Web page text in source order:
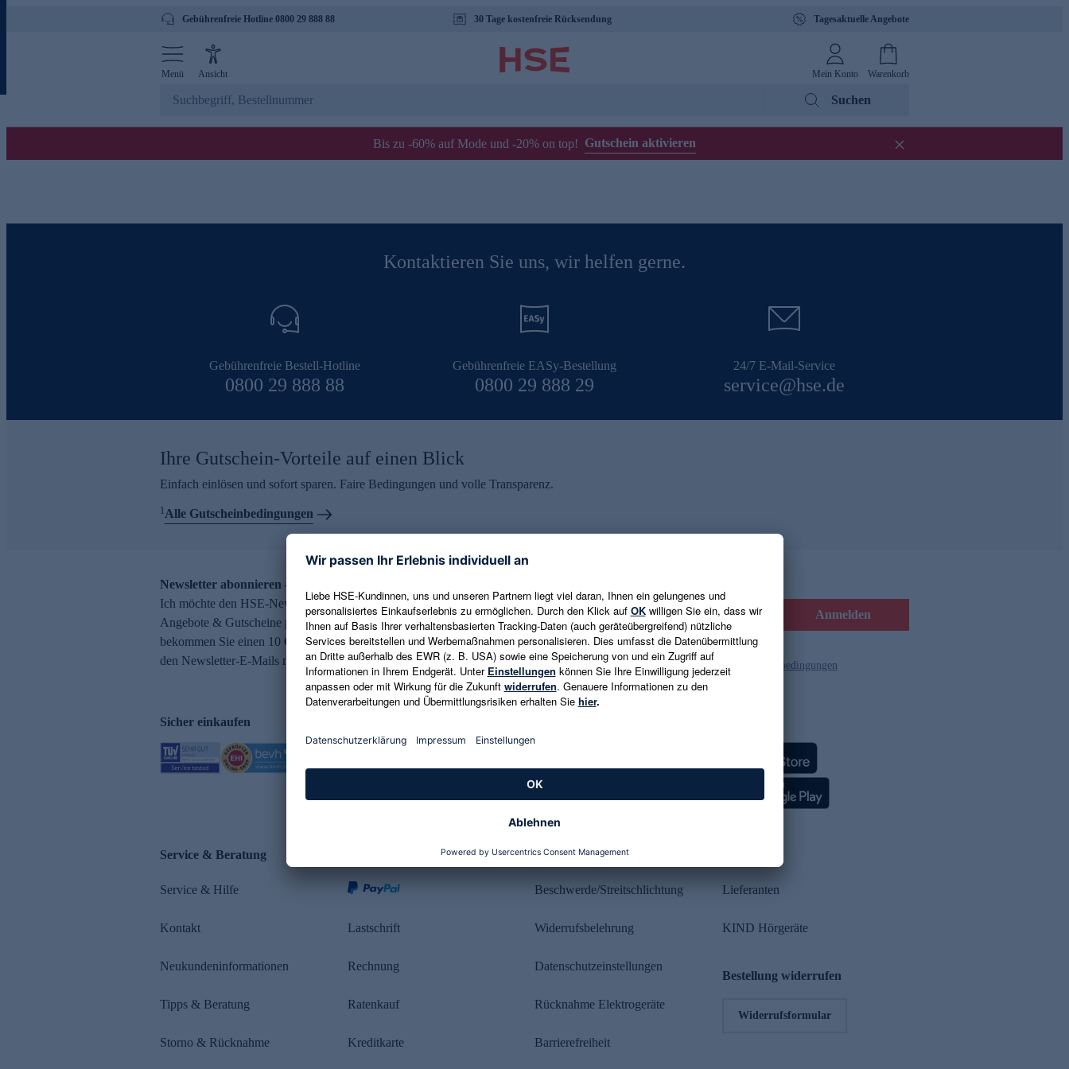
Gebührenfreie Hotline 0800 29 888 88 30 Tage kostenfreie Rücksendung Tagesaktuelle Angebote
Menü Ansicht Mein Konto Warenkorb
Suchen
Bis zu -60% auf Mode und -20% on top! Gutschein aktivieren
Kontaktieren Sie uns, wir helfen gerne.
Gebührenfreie Bestell-Hotline
0800 29 888 88
Gebührenfreie EASy-Bestellung
0800 29 888 29
24/7 E-Mail-Service
service@hse.de
Ihre Gutschein-Vorteile auf einen Blick
Einfach einlösen und sofort sparen. Faire Bedingungen und volle Transparenz.
1Alle Gutscheinbedingungen
Newsletter abonnieren – 10 € Gutschein erhalten
Ich möchte den HSE-Newsletter abonnieren und aktuelle Trends,
Angebote & Gutscheine per E-Mail erhalten. Als Dankeschön
bekommen Sie einen 10 € Gutschein. Eine Abmeldung ist jederzeit in
den Newsletter-E-Mails möglich.
E-Mail-Adresse eingeben Anmelden
Es gelten die Datenschutzrichtlinien und die Gutscheinbedingungen
Sicher einkaufen
Service & Beratung
Service & Hilfe
Kontakt
Neukundeninformationen
Tipps & Beratung
Storno & Rücknahme
Lastschrift
Rechnung
Ratenkauf
Kreditkarte
Rechtliches
Beschwerde/Streitschlichtung
Widerrufsbelehrung
Datenschutzeinstellungen
Rücknahme Elektrogeräte
Barrierefreiheit
Lieferanten
KIND Hörgeräte
Bestellung widerrufen
Widerrufsformular